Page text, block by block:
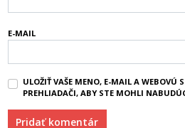
E-MAIL
ULOŽIŤ VAŠE MENO, E-MAIL A WEBOVÚ
PREHLIADAČI, ABY STE MOHLI